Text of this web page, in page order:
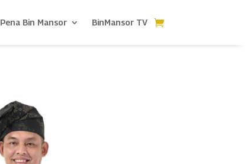
Pena Bin Mansor BinMansor TV